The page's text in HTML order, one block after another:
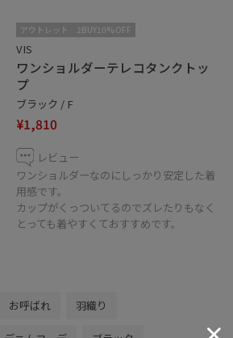
アウトレット 2BUY10%OFF
VIS
ワンショルダーテレコタンクトッ
プ
ブラック / F
¥1,810
レビュー
ワンショルダーなのにしっかり安定した着
用感です。
カップがくっついてるのでズレたりもなく
とっても着やすくておすすめです。
お呼ばれ 羽織り